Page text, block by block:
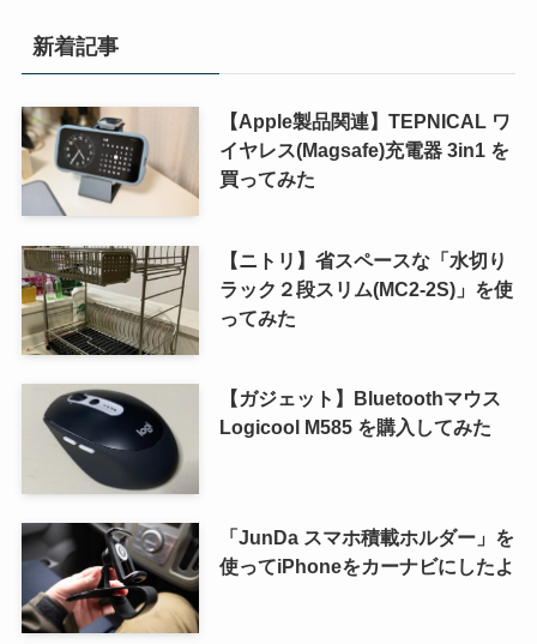
新着記事
【Apple製品関連】TEPNICAL ワ
イヤレス(Magsafe)充電器 3in1 を
買ってみた
【ニトリ】省スペースな「水切り
ラック２段スリム(MC2-2S)」を使
ってみた
【ガジェット】Bluetoothマウス
Logicool M585 を購入してみた
「JunDa スマホ積載ホルダー」を
使ってiPhoneをカーナビにしたよ